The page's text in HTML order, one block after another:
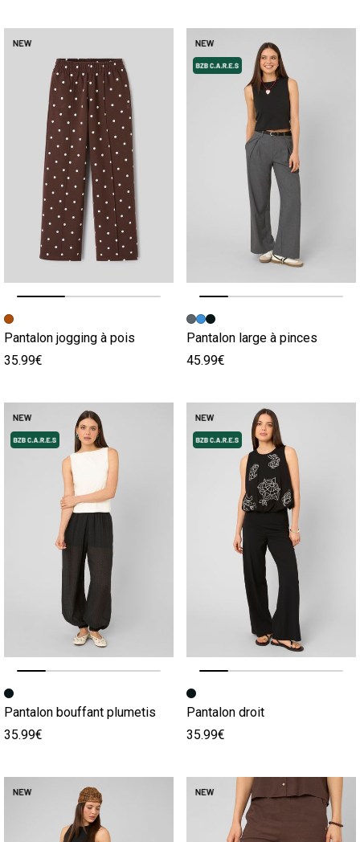
Image précédente
Image suivante
Pantalon jogging à pois
35.99€
Image précédente
Image suivante
Pantalon large à pinces
45.99€
Image précédente
Image suivante
Pantalon bouffant plumetis
35.99€
Image précédente
Image suivante
Pantalon droit
35.99€